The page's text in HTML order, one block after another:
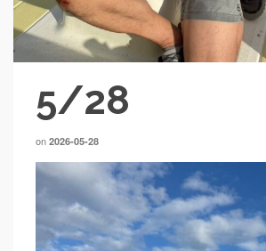
5/28
on 2026-05-28